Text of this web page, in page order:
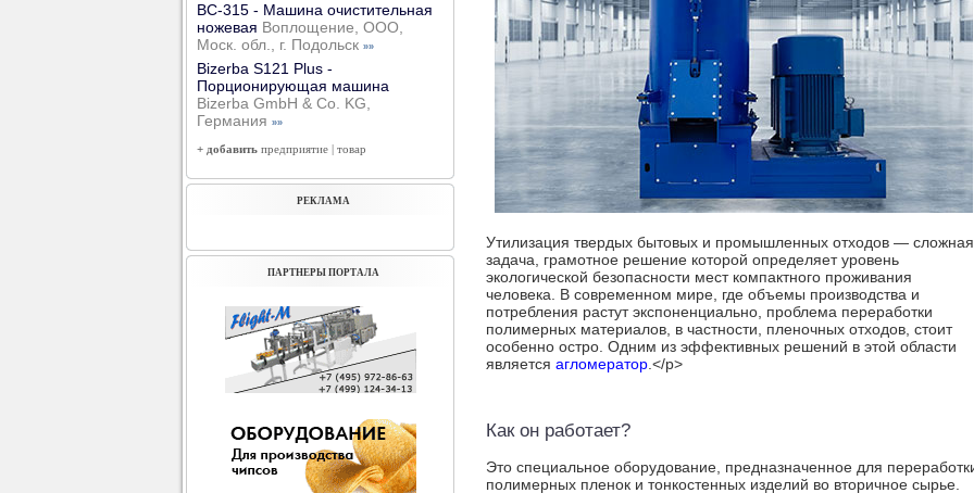
Утилизация твердых бытовых и промышленных отходов — сложная
задача, грамотное решение которой определяет уровень
экологической безопасности мест компактного проживания
человека. В современном мире, где объемы производства и
потребления растут экспоненциально, проблема переработки
полимерных материалов, в частности, пленочных отходов, стоит
особенно остро. Одним из эффективных решений в этой области
является агломератор .</p>
Как он работает?
Это специальное оборудование, предназначенное для
полимерных пленок и тонкостенных изделий во вторичное сырье.
ВС-315 - Машина очистительная
ножевая Воплощение, ООО,
Моск. обл., г. Подольск »»
Bizerba S121 Plus -
Порционирующая машина
Bizerba GmbH & Co. KG,
Германия »»
+ добавить предприятие | товар
РЕКЛАМА
ПАРТНЕРЫ ПОРТАЛА